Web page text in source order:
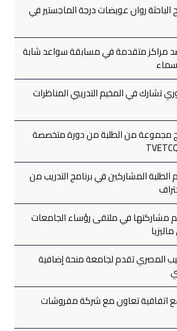
روان عويضات درجة الماجستير في
مراكز متقدمة في مسابقة سواعد شابة
تشارك في المخيم التدريبي المناظرات
مجموعة من الطلبة من دورة متخصصة
المشاركين في برنامج التدريب من
مشاركتها في ملتقى رؤساء الجامعات
المصري تقدم لجامعة منحة إضافية
اتفاقية تعاون مع شركة مفروشات